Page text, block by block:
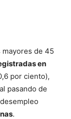
de 45
en
por ciento),
pasando de
.